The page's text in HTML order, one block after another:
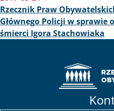
Rzecznik Praw
Głównego Policji w sprawie
śmierci Igora Stachowiaka